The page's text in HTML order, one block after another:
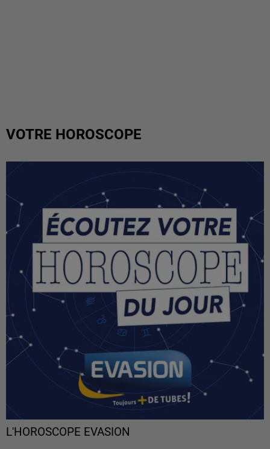
VOTRE HOROSCOPE
L'HOROSCOPE EVASION